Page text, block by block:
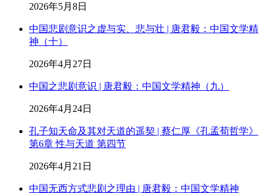
2026年5月8日
中国悲剧意识之虚与实、悲与壮 | 唐君毅：中国文学精
神（十）
2026年4月27日
中国之悲剧意识 | 唐君毅：中国文学精神（九）
2026年4月24日
孔子知天命及其对天道的遥契 | 蔡仁厚《孔孟荀哲学》
第6章 性与天道 第四节
2026年4月21日
中国无西方式悲剧之理由 | 唐君毅：中国文学精神